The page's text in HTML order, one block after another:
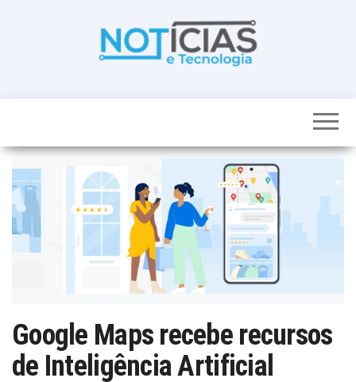
noticias de
num só lugar
Google Maps recebe recursos
de Inteligência Artificial